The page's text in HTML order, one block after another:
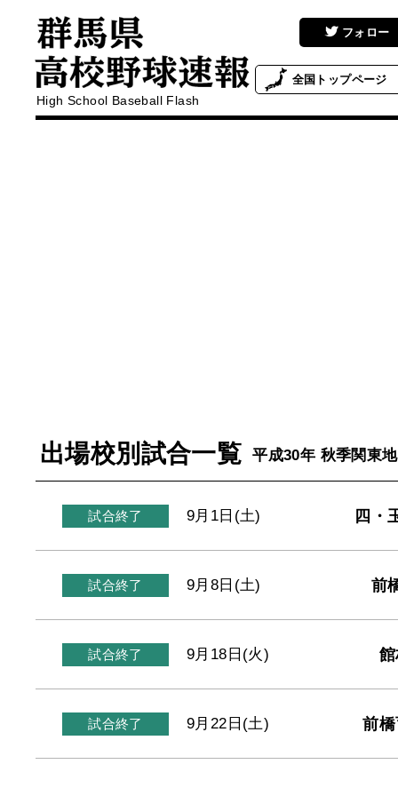
High School Baseball Flash
フォロー
全国 トップページ
出場校別試合一覧 平成30年 秋季関東
試合終了 9月1日(土) 四・
試合終了 9月8日(土) 前
試合終了 9月18日(火)
試合終了 9月22日(土) 前